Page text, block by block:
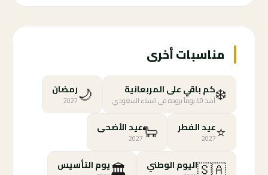
مناسبات أخرى
❄️كم باقي على المربعانية
أشد 40 يوماً برودة في الشتاء السعودي 🌙رمضان
2027
⭐عيد الفطر
2027
🐑عيد الأضحى
2027
🇸🇦اليوم الوطني 🏛️يوم التأسيس